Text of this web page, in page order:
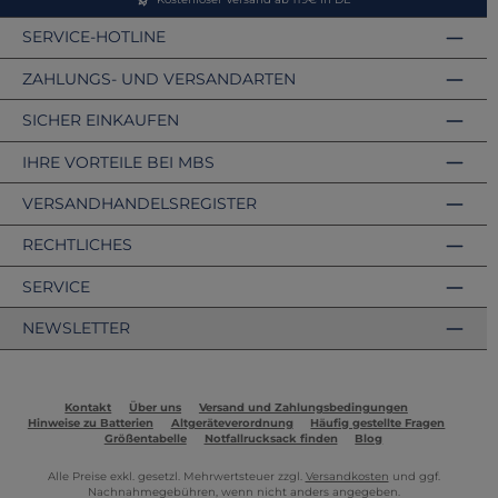
SERVICE-HOTLINE
ZAHLUNGS- UND VERSANDARTEN
VERSANDHANDELSREGISTER
SICHER EINKAUFEN
IHRE VORTEILE BEI MBS
RECHTLICHES
SERVICE
NEWSLETTER
Kontakt Über uns
Versand und Zahlungsbedingungen
Hinweise zu Batterien
Altgeräteverordnung
Häufig gestellte Fragen
Größentabelle
Notfallrucksack finden Blog
Alle Preise exkl. gesetzl. Mehrwertsteuer zzgl. Versandkosten und ggf.
Nachnahmegebühren, wenn nicht anders angegeben.